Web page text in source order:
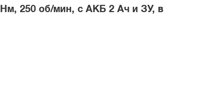
Нм, 250 об/мин, с АКБ 2 Ач и ЗУ, в